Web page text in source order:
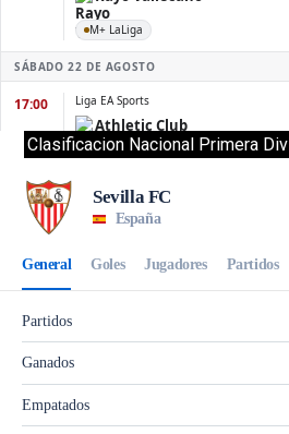
Clasificacion Nacional Primera